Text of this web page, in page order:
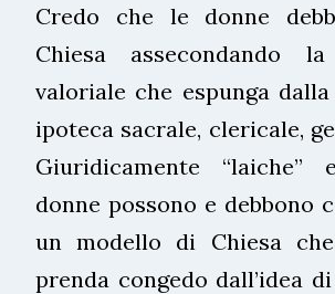
Credo che le donne
Chiesa assecondando
valoriale che espunga
ipoteca sacrale, clericale,
Giuridicamente “laiche”
donne possono e debbono
un modello di Chiesa
prenda congedo dall’idea